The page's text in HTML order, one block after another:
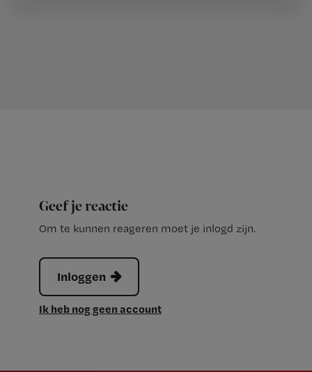
Geef je reactie
Om te kunnen reageren moet je inlogd zijn.
Inloggen
Ik heb nog geen account